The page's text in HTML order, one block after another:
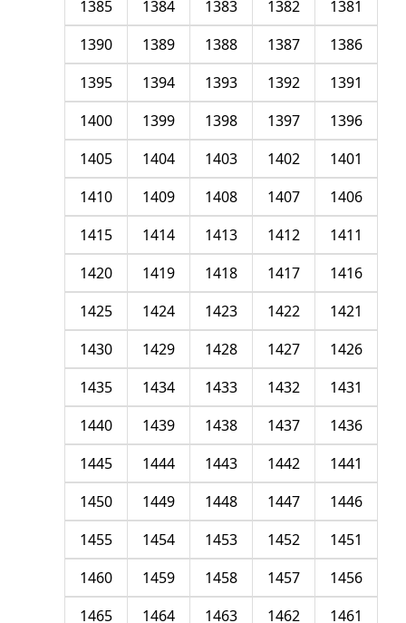
1381
1382
1383
1384
1385
1386
1387
1388
1389
1390
1391
1392
1393
1394
1395
1396
1397
1398
1399
1400
1401
1402
1403
1404
1405
1406
1407
1408
1409
1410
1411
1412
1413
1414
1415
1416
1417
1418
1419
1420
1421
1422
1423
1424
1425
1426
1427
1428
1429
1430
1431
1432
1433
1434
1435
1436
1437
1438
1439
1440
1441
1442
1443
1444
1445
1446
1447
1448
1449
1450
1451
1452
1453
1454
1455
1456
1457
1458
1459
1460
1461
1462
1463
1464
1465